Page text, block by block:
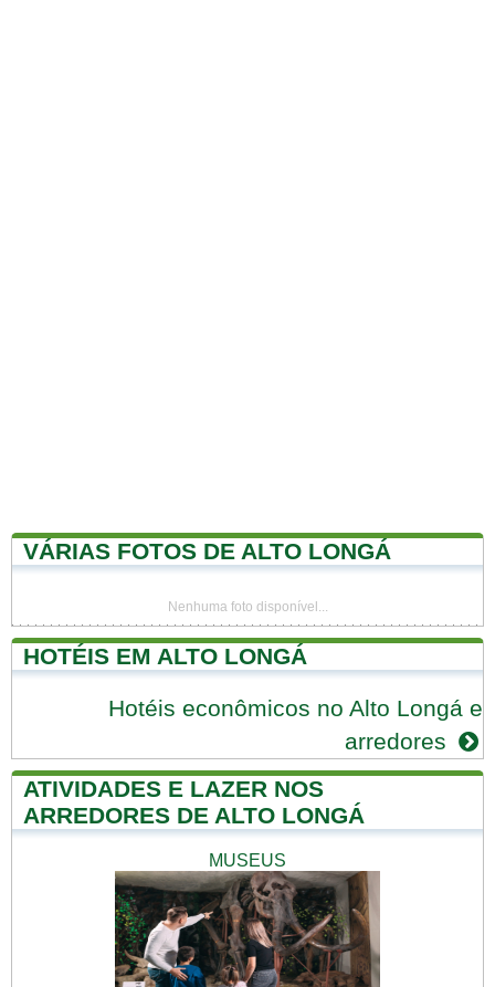
VÁRIAS FOTOS DE ALTO LONGÁ
Nenhuma foto disponível...
HOTÉIS EM ALTO LONGÁ
Hotéis econômicos no Alto Longá e
arredores
ATIVIDADES E LAZER NOS
ARREDORES DE ALTO LONGÁ
MUSEUS